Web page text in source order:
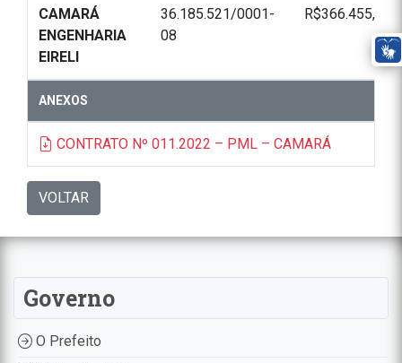
CAMARÁ
ENGENHARIA
EIRELI
36.185.521/0001-
08
R$366.455,42
ANEXOS
CONTRATO Nº 011.2022 – PML – CAMARÁ
VOLTAR
Governo
O Prefeito